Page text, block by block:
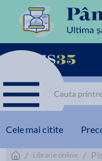
Cele mai citite
/ Librarie online /